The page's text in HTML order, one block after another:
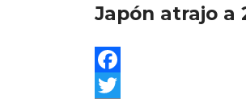
Japón atrajo a
Facebook